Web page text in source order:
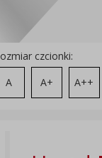
czcionki:
A
A+ A++